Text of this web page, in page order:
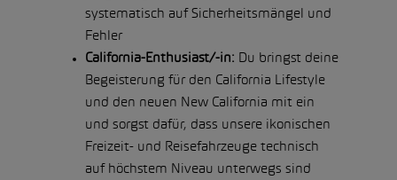
systematisch auf Sicherheitsmängel und
Fehler
California-Enthusiast/-in: Du bringst deine
Begeisterung für den California Lifestyle
und den neuen New California mit ein
und sorgst dafür, dass unsere ikonischen
Freizeit- und Reisefahrzeuge technisch
auf höchstem Niveau unterwegs sind